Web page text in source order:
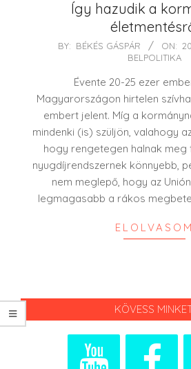
Így hazudik a
BY: BÉKÉS GÁSPÁR ON:
BELPOLITIKA
Évente 20-25 ezer
Magyarországon hirtelen
embert jelent. Míg a
mindenki (is) szüljön, valahogy
hogy rengetegen halnak meg
nyugdíjrendszernek könnyebb,
nem meglepő, hogy az
legmagasabb a rákos
ELOLVASOM
KÖVESS